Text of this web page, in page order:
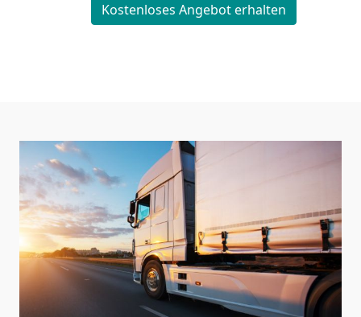
Kostenloses Angebot erhalten